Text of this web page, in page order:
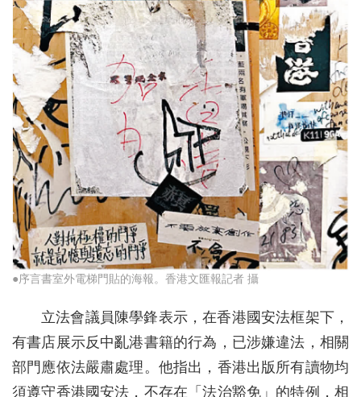
●序言書室外電梯門貼的海報。香港文匯報記者 攝
立法會議員陳學鋒表示，在香港國安法框架下，
有書店展示反中亂港書籍的行為，已涉嫌違法，相關
部門應依法嚴肅處理。他指出，香港出版所有讀物均
須遵守香港國安法，不存在「法治豁免」的特例，相